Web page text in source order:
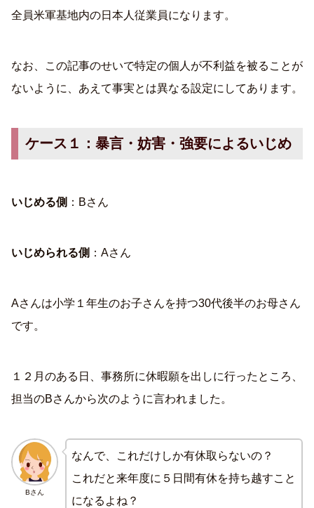
全員米軍基地内の日本人従業員になります。
なお、この記事のせいで特定の個人が不利益を被ることが
ないように、あえて事実とは異なる設定にしてあります。
ケース１：暴言・妨害・強要によるいじめ
いじめる側 ：Bさん
いじめられる側 ：Aさん
Aさんは小学１年生のお子さんを持つ30代後半のお母さん
です。
１２月のある日、事務所に休暇願を出しに行ったところ、
担当のBさんから次のように言われました。
Bさん
なんで、これだけしか有休取らないの？
これだと来年度に５日間有休を持ち越すこと
になるよね？